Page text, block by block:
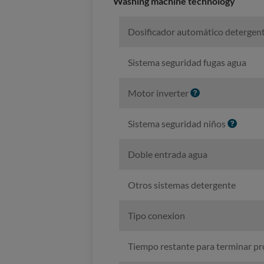
Dosificador automático
Sistema seguridad fugas agua
Motor inverterI
f
Sistema seguridad niños I
Doble entrada agua
Otros sistemas detergente
Tipo conexion
Tiempo restante para terminar